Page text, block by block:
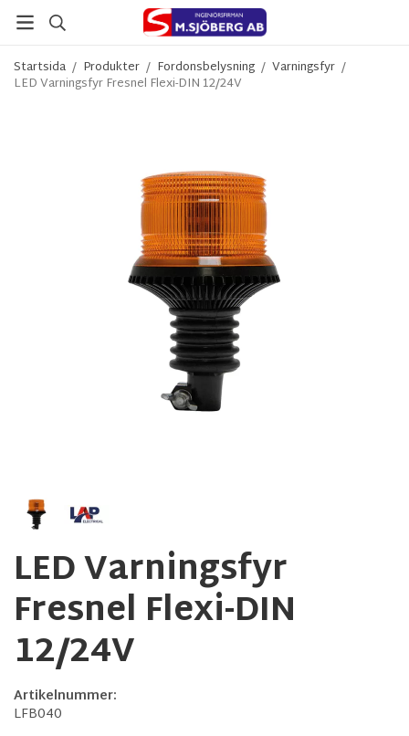
Startsida / Produkter / Fordonsbelysning / Varningsfyr /
LED Varningsfyr Fresnel Flexi-DIN 12/24V
LED Varningsfyr
Fresnel Flexi-DIN
12/24V
Artikelnummer:
LFB040